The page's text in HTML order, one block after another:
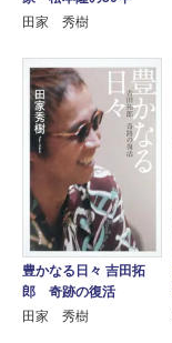
田家 秀樹
豊かなる日々 吉田拓
郎 奇跡の復活
田家 秀樹